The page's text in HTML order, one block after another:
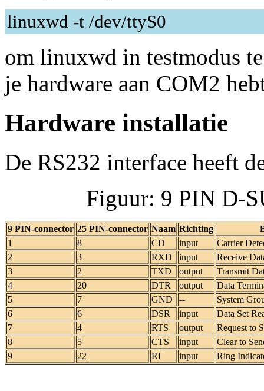
linuxwd -t /dev/ttyS0
om linuxwd in testmodus
je hardware aan COM2
Hardware installatie
De RS232 interface heeft
Figuur: 9 PIN D-
9 PIN-connector 25 PIN-connector Naam Richting
1
8 CD input
Carrier
2
3 RXD input
Receive
3
2 TXD output
Transmit
4
20 DTR output
Data
5
7 GND --
System
6
6 DSR input
Data Set
7
4 RTS output
Request to
8
5 CTS input
Clear to
9
22 RI input Ring